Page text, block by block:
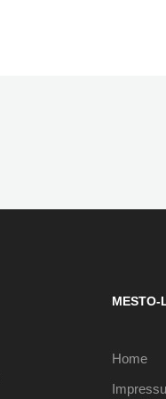
MESTO-
Home